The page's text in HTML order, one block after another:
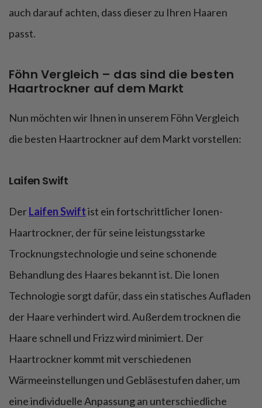
auch darauf achten, dass dieser zu Ihren Haaren
passt.
Föhn Vergleich – das sind die besten
Haartrockner auf dem Markt
Nun möchten wir Ihnen in unserem Föhn Vergleich
die besten Haartrockner auf dem Markt vorstellen:
Laifen Swift
DerLaifen Swiftist ein fortschrittlicher Ionen-
Haartrockner, der für seine leistungsstarke
Trocknungstechnologie und seine schonende
Behandlung des Haares bekannt ist. Die Ionen
Technologie sorgt dafür, dass ein statisches Aufladen
der Haare verhindert wird. Außerdem trocknen die
Haare schnell und Frizz wird minimiert. Der
Haartrockner kommt mit verschiedenen
Wärmeeinstellungen und Gebläsestufen daher, um
eine individuelle Anpassung an unterschiedliche